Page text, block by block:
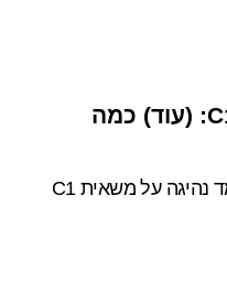
עבודה לנהגי משאית C1: (עוד) כמה
במהלך השנים שבהן אני מלמד נהיגה על משאית C1